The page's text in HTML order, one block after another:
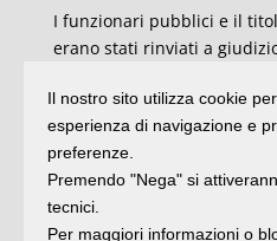
I funzionari pubblici e il
erano stati rinviati a
storico. Ieri però la procura
aggiornare la contestazione
danneggiamento. Il motivo è
procedimento si sarebbe
del 2023, l’iscrizione a
Il nostro sito utilizza cookie
esperienza di navigazione e
preferenze.
Premendo "Nega" si
tecnici.
Per maggiori informazioni o